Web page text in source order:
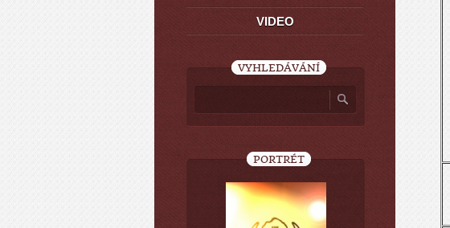
VIDEO
VYHLEDÁVÁNÍ
PORTRÉT